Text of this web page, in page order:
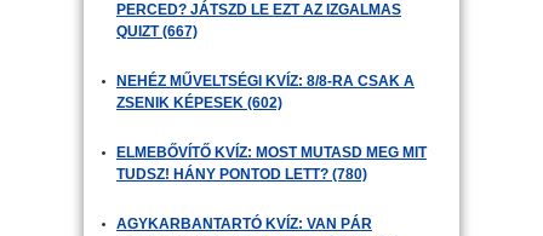
PERCED? JÁTSZD LE EZT AZ IZGALMAS
QUIZT (667)
NEHÉZ MŰVELTSÉGI KVÍZ: 8/8-RA CSAK A
ZSENIK KÉPESEK (602)
ELMEBŐVÍTŐ KVÍZ: MOST MUTASD MEG MIT
TUDSZ! HÁNY PONTOD LETT? (780)
AGYKARBANTARTÓ KVÍZ: VAN PÁR